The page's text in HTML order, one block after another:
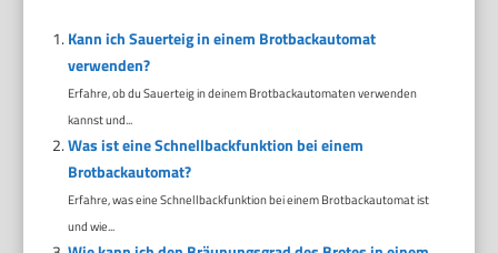
Kann ich Sauerteig in einem Brotbackautomat
verwenden?
Erfahre, ob du Sauerteig in deinem Brotbackautomaten verwenden
kannst und...
Was ist eine Schnellbackfunktion bei einem
Brotbackautomat?
Erfahre, was eine Schnellbackfunktion bei einem Brotbackautomat ist
und wie...